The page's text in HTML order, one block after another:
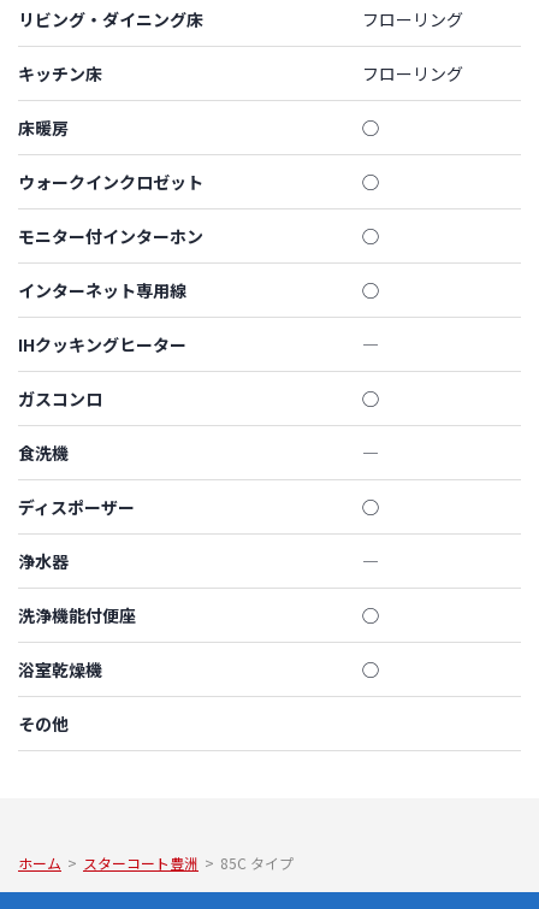
リビング・ダイニング床 フローリング
キッチン床 フローリング
床暖房 ◯
ウォークインクロゼット ◯
モニター付インターホン ◯
インターネット専用線 ◯
IHクッキングヒーター ―
ガスコンロ ◯
食洗機 ―
ディスポーザー ◯
浄水器 ―
洗浄機能付便座 ◯
浴室乾燥機 ◯
その他
ホーム > スターコート豊洲 > 85C タイプ